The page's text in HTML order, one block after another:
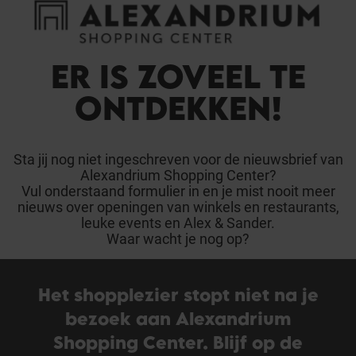
FAQ
HET WINKELCENTRUM
ER IS ZOVEEL TE
ONTDEKKEN!
Sta jij nog niet ingeschreven voor de nieuwsbrief van
Alexandrium Shopping Center?
Vul onderstaand formulier in en je mist nooit meer
nieuws over openingen van winkels en restaurants,
leuke events en Alex & Sander.
Waar wacht je nog op?
Het shopplezier stopt niet na je
bezoek aan Alexandrium
Shopping Center. Blijf op de
Cookies beheer paneel